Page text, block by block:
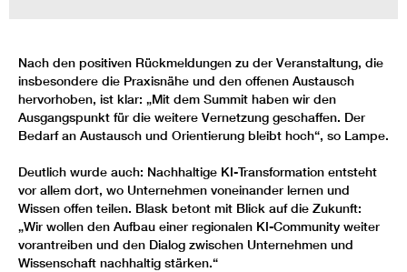
Nach den positiven Rückmeldungen zu der Veranstaltung, die
insbesondere die Praxisnähe und den offenen Austausch
hervorhoben, ist klar: „Mit dem Summit haben wir den
Ausgangspunkt für die weitere Vernetzung geschaffen. Der
Bedarf an Austausch und Orientierung bleibt hoch“, so Lampe.
Deutlich wurde auch: Nachhaltige KI-Transformation entsteht
vor allem dort, wo Unternehmen voneinander lernen und
Wissen offen teilen. Blask betont mit Blick auf die Zukunft:
„Wir wollen den Aufbau einer regionalen KI-Community weiter
vorantreiben und den Dialog zwischen Unternehmen und
Wissenschaft nachhaltig stärken.“